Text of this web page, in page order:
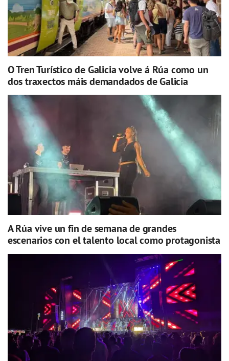
O Tren Turístico de Galicia volve á Rúa como un
dos traxectos máis demandados de Galicia
A Rúa vive un fin de semana de grandes
escenarios con el talento local como protagonista